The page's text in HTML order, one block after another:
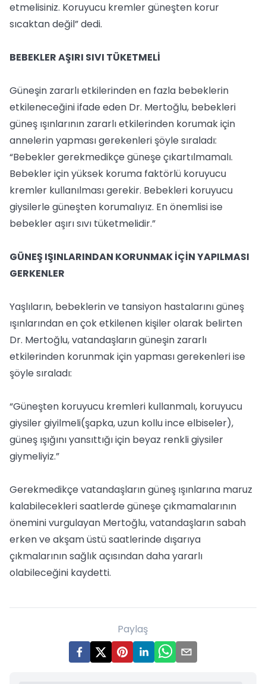
etmelisiniz. Koruyucu kremler güneşten korur
sıcaktan değil” dedi.
BEBEKLER AŞIRI SIVI TÜKETMELİ
Güneşin zararlı etkilerinden en fazla bebeklerin
etkileneceğini ifade eden Dr. Mertoğlu, bebekleri
güneş ışınlarının zararlı etkilerinden korumak için
annelerin yapması gerekenleri şöyle sıraladı:
“Bebekler gerekmedikçe güneşe çıkartılmamalı.
Bebekler için yüksek koruma faktörlü koruyucu
kremler kullanılması gerekir. Bebekleri koruyucu
giysilerle güneşten korumalıyız. En önemlisi ise
bebekler aşırı sıvı tüketmelidir.”
GÜNEŞ IŞINLARINDAN KORUNMAK İÇİN YAPILMASI
GERKENLER
Yaşlıların, bebeklerin ve tansiyon hastalarını güneş
ışınlarından en çok etkilenen kişiler olarak belirten
Dr. Mertoğlu, vatandaşların güneşin zararlı
etkilerinden korunmak için yapması gerekenleri ise
şöyle sıraladı:
“Güneşten koruyucu kremleri kullanmalı, koruyucu
giysiler giyilmeli(şapka, uzun kollu ince elbiseler),
güneş ışığını yansıttığı için beyaz renkli giysiler
giymeliyiz.”
Gerekmedikçe vatandaşların güneş ışınlarına maruz
kalabilecekleri saatlerde güneşe çıkmamalarının
önemini vurgulayan Mertoğlu, vatandaşların sabah
erken ve akşam üstü saatlerinde dışarıya
çıkmalarının sağlık açısından daha yararlı
olabileceğini kaydetti.
Paylaş